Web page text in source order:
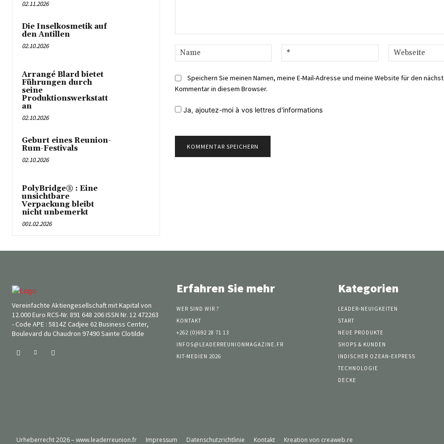
02.11.2026
Die Inselkosmetik auf
den Antillen
02.10.2026
Arrangé Blard bietet
Führungen durch
seine
Produktionswerkstatt
an
02.10.2026
Geburt eines Reunion-
Rum-Festivals
02.10.2026
PolyBridge® : Eine
unsichtbare
Verpackung bleibt
nicht unbemerkt
001.02.2026
Name:*
Mail:*
Speichern Sie meinen Namen, meine E-Mail-Adresse und meine Website für den
Kommentar in diesem Browser.
Ja, ajoutez-moi à vos lettres d'informations
Vereinfachte Aktiengesellschaft mit Kapital von
12.000 Euro RCS-Nr. 891 648 206 ISSN Nr. 12 472263
- Code APE : 5814Z Cadjee 62 Business Center,
Boulevard du Chaudron 97490 Sainte Clotilde
Erfahren Sie mehr
WER SIND WIR ?
KONTAKT
+262 (0)692 28 71 13
INFOS@LEADERREUNIONMAGAZINE.FR
KIT-MEDIEN 2026
Kategorien
LEADER-NEUIGKEITEN
START
NEUE PRODUKTE
SHOPS & KUNDEN
INDISCHER OZEAN-EXPRESS
TECHNOLOGIE
DECKE
Urheberrecht 2026 – www.leaderreunion.fr Impressum Datenschutzrichtlinie Kontakt Kreation von creaweb.re